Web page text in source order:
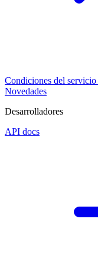
Condiciones del servicio
Novedades
Desarrolladores
API docs